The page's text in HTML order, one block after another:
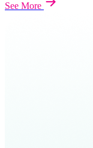
See More